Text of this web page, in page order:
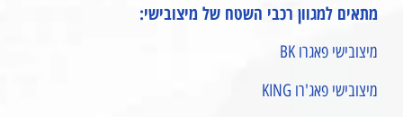
מתאים למגוון רכבי השטח של מיצובישי:
מיצובישי פאגרו BK
מיצובישי פאג'רו KING